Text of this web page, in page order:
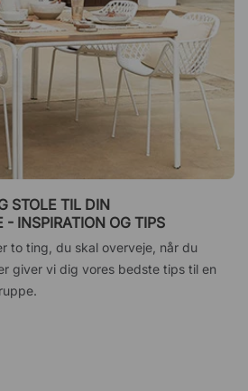
STOLE TIL DIN
- INSPIRATION OG TIPS
to ting, du skal overveje, når du
giver vi dig vores bedste tips til en